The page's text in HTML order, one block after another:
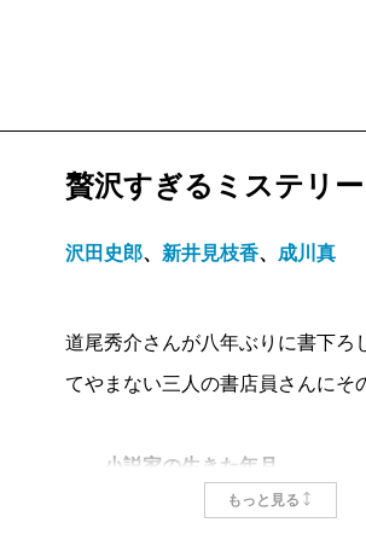
贅沢すぎるミステリー
沢田史郎、 新井見枝香、 成川真
道尾秀介さんが八年ぶりに書下ろ
てやまない三人の書店員さんにそ
小説家の生きた年月
もっと見る